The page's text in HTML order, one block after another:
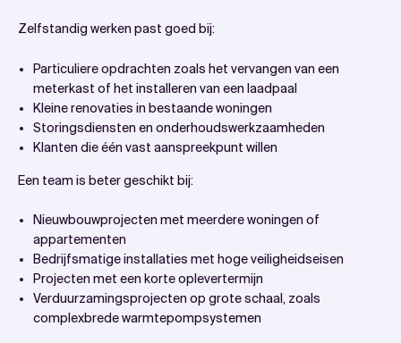
Zelfstandig werken past goed bij:
Particuliere opdrachten zoals het vervangen van een
meterkast of het installeren van een laadpaal
Kleine renovaties in bestaande woningen
Storingsdiensten en onderhoudswerkzaamheden
Klanten die één vast aanspreekpunt willen
Een team is beter geschikt bij:
Nieuwbouwprojecten met meerdere woningen of
appartementen
Bedrijfsmatige installaties met hoge veiligheidseisen
Projecten met een korte oplevertermijn
Verduurzamingsprojecten op grote schaal, zoals
complexbrede warmtepompsystemen